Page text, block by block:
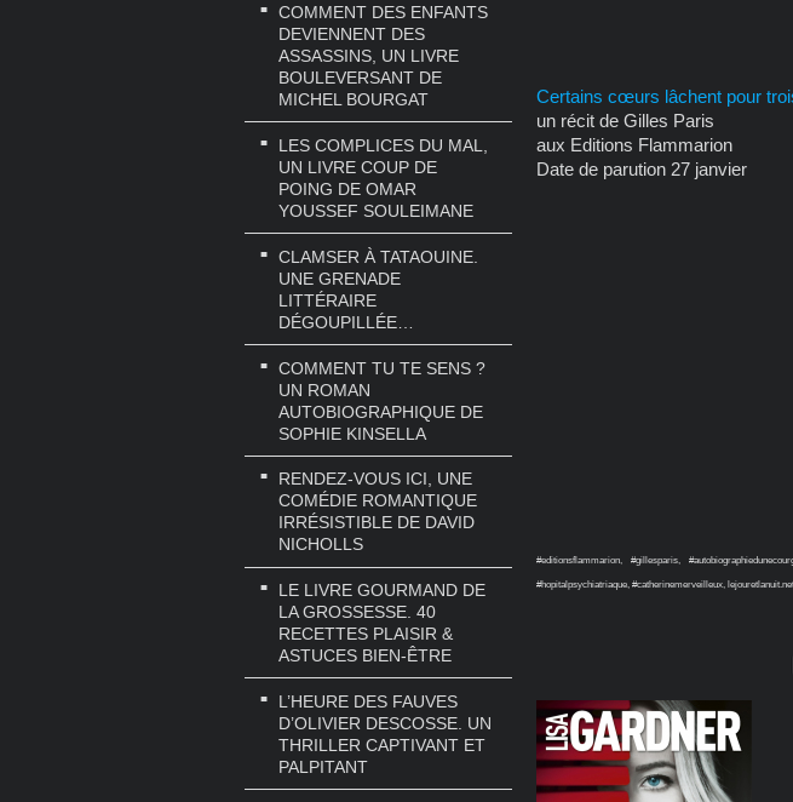
COMMENT DES ENFANTS
DEVIENNENT DES
ASSASSINS, UN LIVRE
BOULEVERSANT DE
MICHEL BOURGAT
LES COMPLICES DU MAL,
UN LIVRE COUP DE
POING DE OMAR
YOUSSEF SOULEIMANE
CLAMSER À TATAOUINE.
UNE GRENADE
LITTÉRAIRE
DÉGOUPILLÉE…
COMMENT TU TE SENS ?
UN ROMAN
AUTOBIOGRAPHIQUE DE
SOPHIE KINSELLA
RENDEZ-VOUS ICI, UNE
COMÉDIE ROMANTIQUE
IRRÉSISTIBLE DE DAVID
NICHOLLS
LE LIVRE GOURMAND DE
LA GROSSESSE. 40
RECETTES PLAISIR &
ASTUCES BIEN-ÊTRE
L’HEURE DES FAUVES
D’OLIVIER DESCOSSE. UN
THRILLER CAPTIVANT ET
PALPITANT
Certains cœurs lâchent pour
un récit de Gilles Paris
aux Editions Flammarion
Date de parution 27 janvier
#editionsflammarion, #gillesparis,
#hopitalpsychiatriaque, #catherinemerveilleux, lejouretlanuit.net,